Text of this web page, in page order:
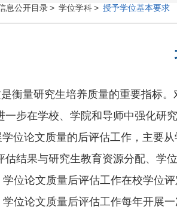
息公开目录 > 学位学科 > 授予学位基本要求
衡量研究生培养质量的重要指标
一步在学校、学院和导师中强化研
位论文质量的后评估工作，主要
估结果与研究生教育资源分配、学
位论文质量后评估工作在校学位
位论文质量后评估工作每年开展